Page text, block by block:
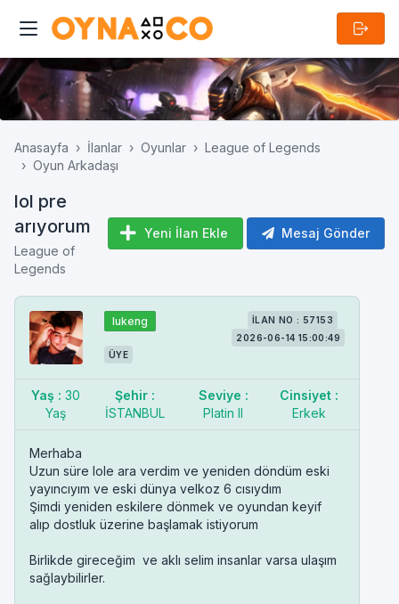
Anasayfa İlanlar Oyunlar
League of Legends
Oyun Arkadaşı
lol pre
arıyorum
League of
Legends
Yeni İlan Ekle Mesaj Gönder
lukeng
ÜYE
İLAN NO : 57153
2026-06-14 15:00:49
Yaş : 30
Yaş
Şehir :
İSTANBUL
Seviye :
Platin II
Cinsiyet :
Erkek
Merhaba
Uzun süre lole ara verdim ve yeniden döndüm eski
yayıncıyım ve eski dünya velkoz 6 cısıydım
Şimdi yeniden eskilere dönmek ve oyundan keyif
alıp dostluk üzerine başlamak istiyorum
Birlikde gireceğim ve aklı selim insanlar varsa ulaşım
sağlaybilirler.